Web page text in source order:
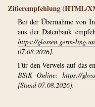
Zitierempfehlung (HTML/
Bei der Übernahme von
aus der Datenbank
https://glossen.germ-
07.08.2026].
Für den Verweis auf das
BStK Online: https://
[Stand 07.08.2026].